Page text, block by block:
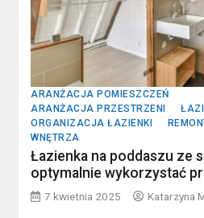
ARANŻACJA POMIESZCZEŃ
ARANŻACJA PRZESTRZENI
ORGANIZACJA ŁAZIENKI
WNĘTRZA
Łazienka na poddaszu ze
optymalnie wykorzystać
7 kwietnia 2025 Katarzyna